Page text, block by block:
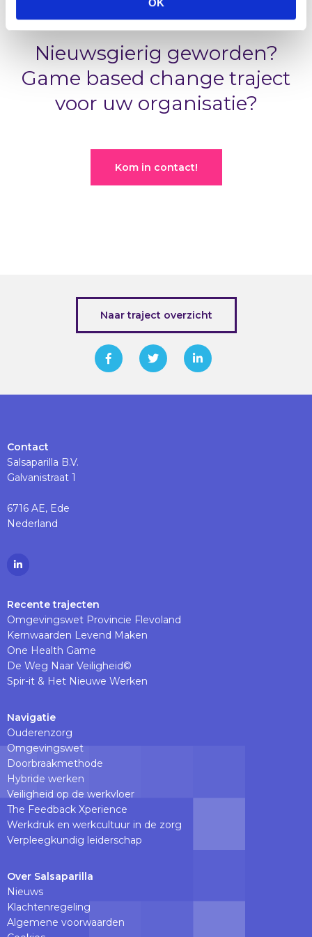
OK
Nieuwsgierig geworden?
Game based change traject
voor uw organisatie?
Kom in contact!
Naar traject overzicht
Contact
Salsaparilla B.V.
Galvanistraat 1
6716 AE, Ede
Nederland
Ga
Linkedinpagina
Recente trajecten
Omgevingswet Provincie Flevoland
Kernwaarden Levend Maken
One Health Game
De Weg Naar Veiligheid©
Spir-it & Het Nieuwe Werken
Navigatie
Ouderenzorg
Omgevingswet
Doorbraakmethode
Hybride werken
Veiligheid op de werkvloer
The Feedback Xperience
Werkdruk en werkcultuur in de zorg
Verpleegkundig leiderschap
Over Salsaparilla
Nieuws
Klachtenregeling
Algemene voorwaarden